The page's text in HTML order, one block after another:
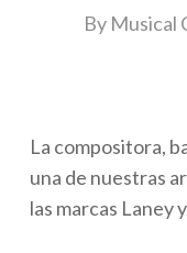
By Musical
La compositora,
una de nuestras
las marcas Laney